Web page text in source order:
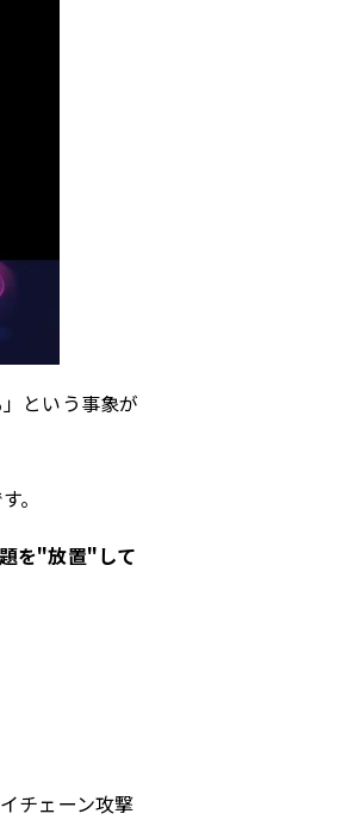
という事象が
。
を"放置"して
チェーン攻撃